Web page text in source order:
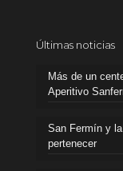
Últimas noticias
Más de un
Aperitivo
San Fermín y
pertenecer